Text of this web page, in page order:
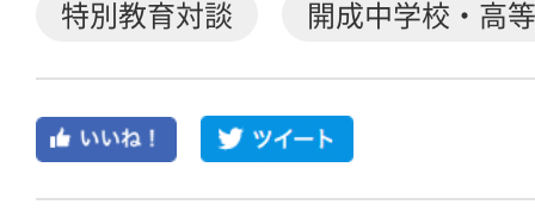
特別教育対談 開成中学校・高